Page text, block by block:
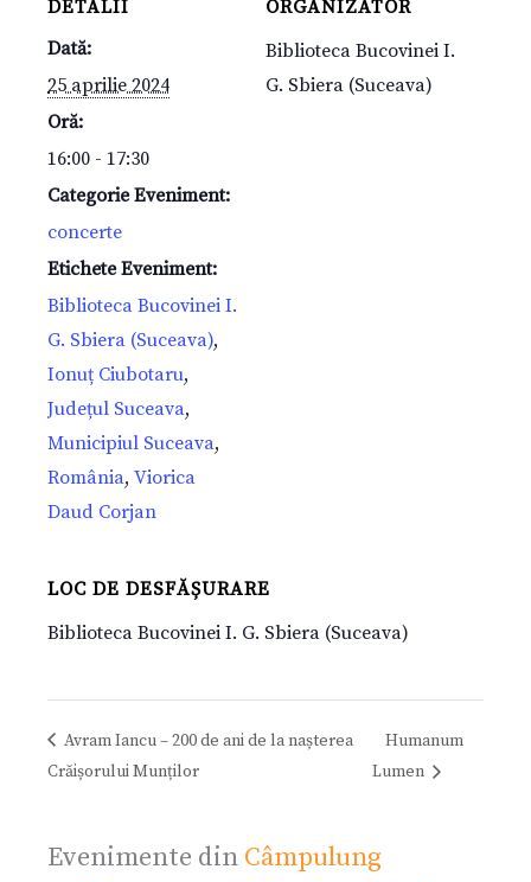
DETALII
Dată:
25 aprilie 2024
Oră:
16:00 - 17:30
Categorie Eveniment:
concerte
Etichete Eveniment:
Biblioteca Bucovinei I.
G. Sbiera (Suceava),
Ionuț Ciubotaru,
Județul Suceava,
Municipiul Suceava,
România, Viorica
Daud Corjan
ORGANIZATOR
Biblioteca Bucovinei I.
G. Sbiera (Suceava)
LOC DE DESFĂȘURARE
Biblioteca Bucovinei I. G. Sbiera (Suceava)
Avram Iancu – 200 de ani de la nașterea
Crăișorului Munților
Humanum
Lumen
Evenimente din Câmpulung